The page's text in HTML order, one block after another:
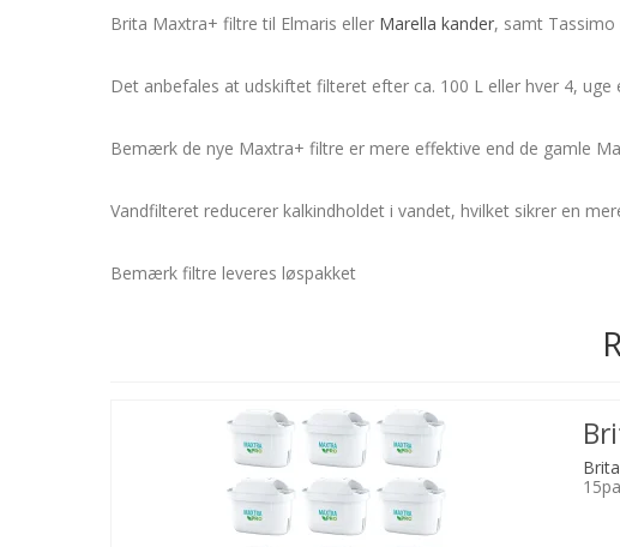
Brita Maxtra+ filtre til Elmaris eller Marella kander, samt Tassimo
Det anbefales at udskiftet filteret efter ca. 100 L eller hver 4,
Bemærk de nye Maxtra+ filtre er mere effektive end de gamle
Vandfilteret reducerer kalkindholdet i vandet, hvilket sikrer en
Bemærk filtre leveres løspakket